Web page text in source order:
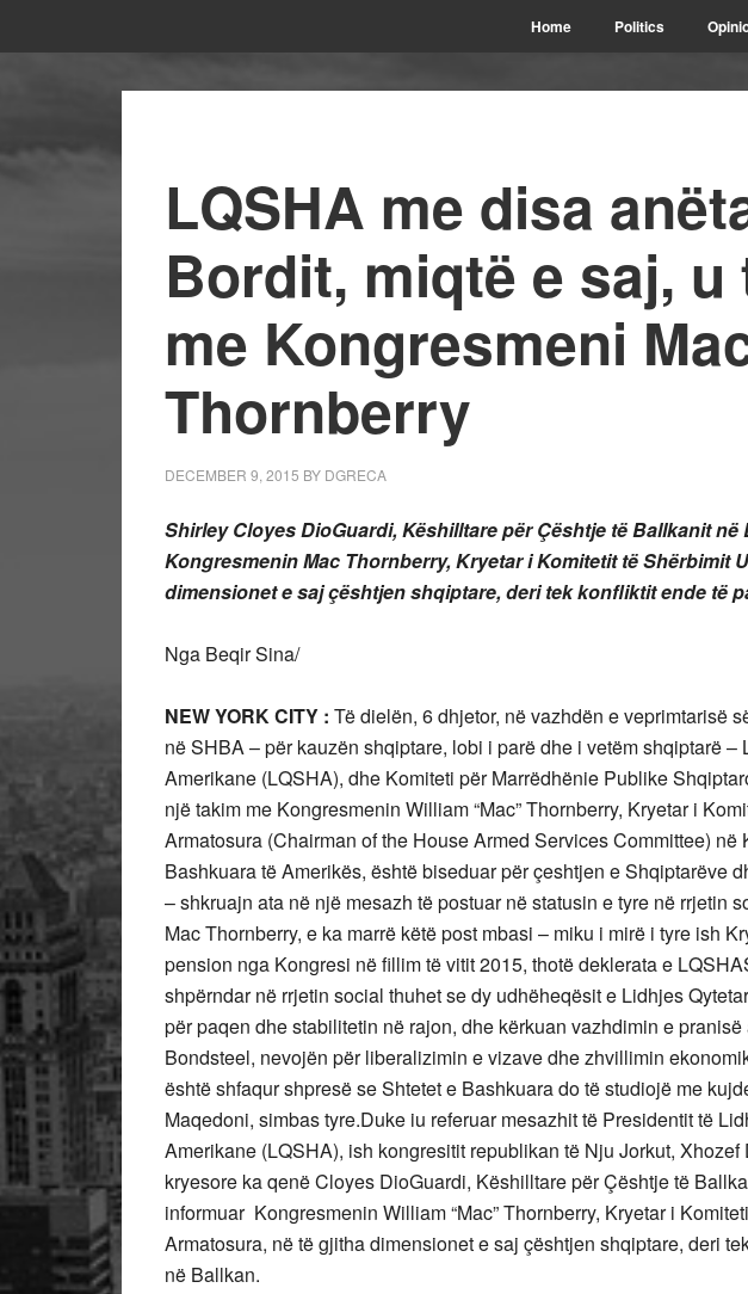
Home Politics
LQSHA me disa
Bordit, miqtë e saj, u
me Kongresmeni
Thornberry
DECEMBER 9, 2015 BY DGRECA
Shirley Cloyes DioGuardi, Këshilltare për Çështje të Ballkanit në
Kongresmenin Mac Thornberry, Kryetar i Komitetit të Shërbimit
dimensionet e saj çështjen shqiptare, deri tek konfliktit ende të
Nga Beqir Sina/
NEW YORK CITY : Të dielën, 6 dhjetor, në vazhdën e veprimtarisë
në SHBA – për kauzën shqiptare, lobi i parë dhe i vetëm shqiptarë –
Amerikane (LQSHA), dhe Komiteti për Marrëdhënie Publike
një takim me Kongresmenin William “Mac” Thornberry, Kryetar i
Armatosura (Chairman of the House Armed Services Committee) në
Bashkuara të Amerikës, është biseduar për çeshtjen e Shqiptarëve
– shkruajn ata në një mesazh të postuar në statusin e tyre në rrjetin
Mac Thornberry, e ka marrë këtë post mbasi – miku i mirë i tyre ish
pension nga Kongresi në fillim të vitit 2015, thotë deklerata e
shpërndar në rrjetin social thuhet se dy udhëheqësit e Lidhjes
për paqen dhe stabilitetin në rajon, dhe kërkuan vazhdimin e
Bondsteel, nevojën për liberalizimin e vizave dhe zhvillimin
është shfaqur shpresë se Shtetet e Bashkuara do të studiojë me
Maqedoni, simbas tyre.Duke iu referuar mesazhit të Presidentit të
Amerikane (LQSHA), ish kongresitit republikan të Nju Jorkut,
kryesore ka qenë Cloyes DioGuardi, Këshilltare për Çështje të
informuar Kongresmenin William “Mac” Thornberry, Kryetar i
Armatosura, në të gjitha dimensionet e saj çështjen shqiptare, deri
në Ballkan.